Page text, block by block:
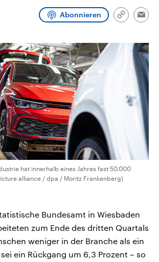
Koalition aus
den Parteien
anstehenden
den mächtigsten Ländern
mit großem Einfluss auf
aktuelle Weltgeschehen.
Programm Podcasts
Abonnieren
Link
hat innerhalb eines Jahres fast 50.000
alliance / dpa / Moritz Frankenberg)
Bundesamt in Wiesbaden
zum Ende des dritten Quartals
weniger in der Branche als ein
ein Rückgang um 6,3 Prozent – so